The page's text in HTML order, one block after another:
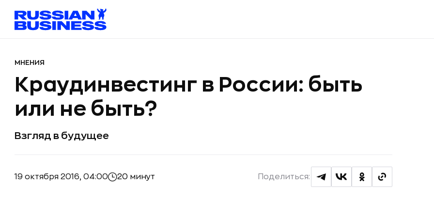
МНЕНИЯ
Краудинвестинг в России: быть
или не быть?
Взгляд в будущее
19 октября 2016, 04:00 20 минут Поделиться: